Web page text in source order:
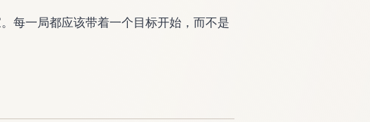
每一局都应该带着一个目标开始，而不是